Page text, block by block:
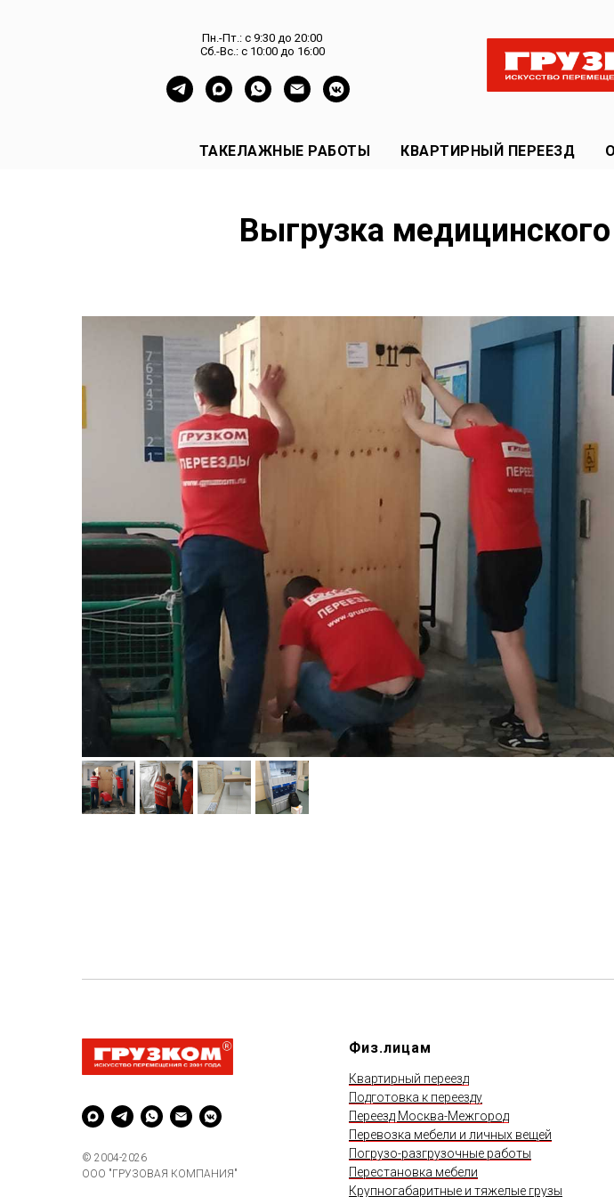
Пн.-Пт.: с 9:30 до 20:00
Сб.-Вс.: с 10:00 до 16:00
ТАКЕЛАЖНЫЕ РАБОТЫ КВАРТИРНЫЙ ПЕРЕЕЗД
Выгрузка
© 2004-2026
ООО "ГРУЗОВАЯ КОМПАНИЯ"
Физ.лицам
Квартирный переезд
Подготовка к переезду
Переезд Москва-Межгород
Перевозка мебели и личных вещей
Погрузо-разгрузочные работы
Перестановка мебели
Крупногабаритные и тяжелые грузы